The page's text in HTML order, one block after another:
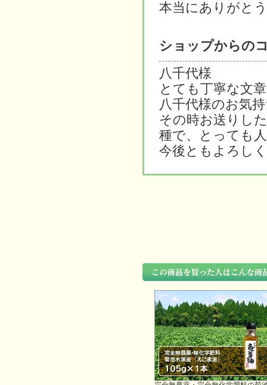
本当にありがと
ショップからの
八千代様
とても丁寧な文
八千代様のお気
その時お送りし
種で、とっても
今後ともよろし